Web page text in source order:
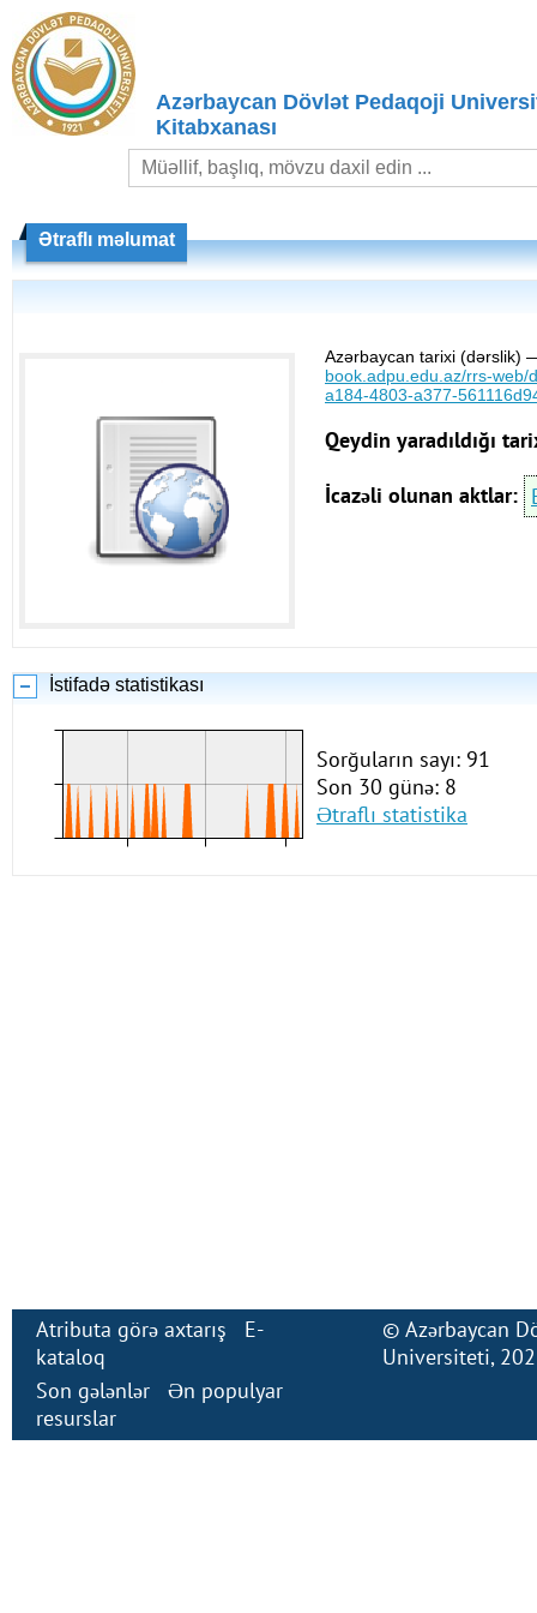
Azərbaycan Dövlət Pedaqoji
Kitabxanası
Ətraflı məlumat
Azərbaycan tarixi (dərslik)
book.adpu.edu.az/rrs-web/
a184-4803-a377-
Qeydin yaradıldığı
İcazəli olunan aktlar:
İstifadə statistikası
Sorğuların sayı: 91
Son 30 günə: 8
Ətraflı statistika
Atributa görə axtarış
E-
kataloq
Son gələnlər
Ən populyar
resurslar
© Azərbaycan
Universiteti,